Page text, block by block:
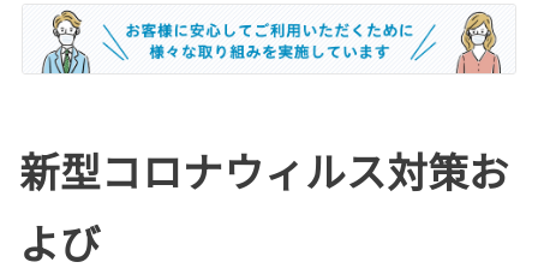
新型コロナウィルス対策お
よび